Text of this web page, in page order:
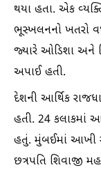
થયા હતા. એક
ભૂસ્ખલનનો ખતરો
જ્યારે ઓડિશા અને
અપાઈ હતી.
દેશની આર્થિક
હતી. 24 કલાકમાં
હતું. મુંબઈમાં આખી
છત્રપતિ શિવાજી